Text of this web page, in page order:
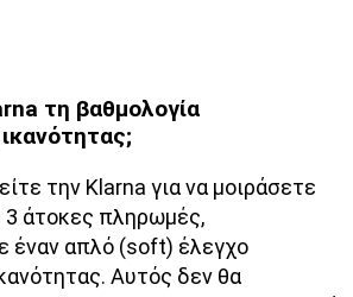
τη βαθμολογία
την Klarna για να μοιράσετε
3 άτοκες πληρωμές,
έναν απλό (soft) έλεγχο
Αυτός δεν θα